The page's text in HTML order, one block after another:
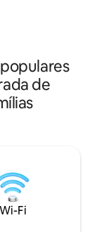
de
Wi-Fi